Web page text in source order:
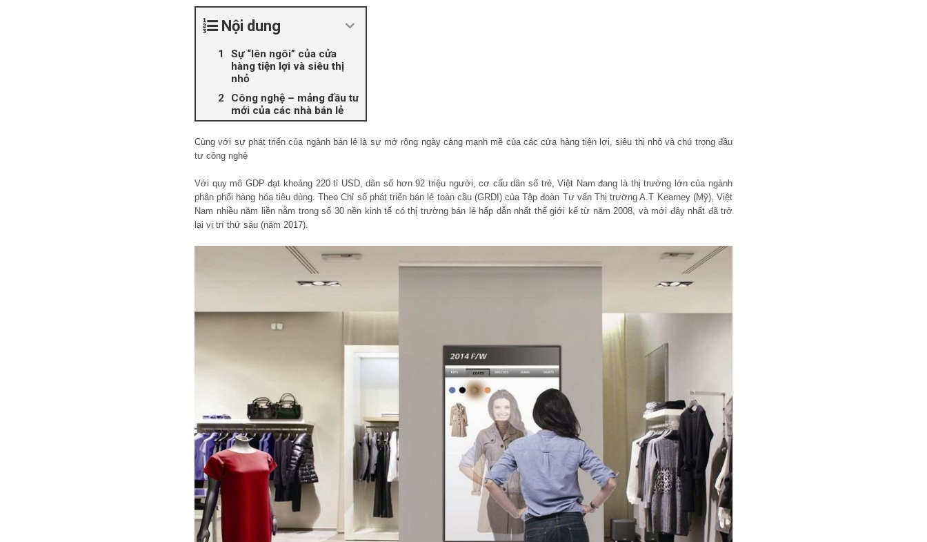
Nội dung
Sự “lên ngôi” của cửa
hàng tiện lợi và siêu thị
nhỏ
Công nghệ – mảng đầu tư
mới của các nhà bán lẻ
Cùng với sự phát triển của ngành bán lẻ là sự mở rộng ngày càng mạnh mẽ của các cửa hàng tiện lợi, siêu thị nhỏ và chú trọng đầu
tư công nghệ
Với quy mô GDP đạt khoảng 220 tỉ USD, dân số hơn 92 triệu người, cơ cấu dân số trẻ, Việt Nam đang là thị trường lớn của ngành
phân phối hàng hóa tiêu dùng. Theo Chỉ số phát triển bán lẻ toàn cầu (GRDI) của Tập đoàn Tư vấn Thị trường A.T Kearney (Mỹ), Việt
Nam nhiều năm liền nằm trong số 30 nền kinh tế có thị trường bán lẻ hấp dẫn nhất thế giới kể từ năm 2008, và mới đây nhất đã trở
lại vị trí thứ sáu (năm 2017).